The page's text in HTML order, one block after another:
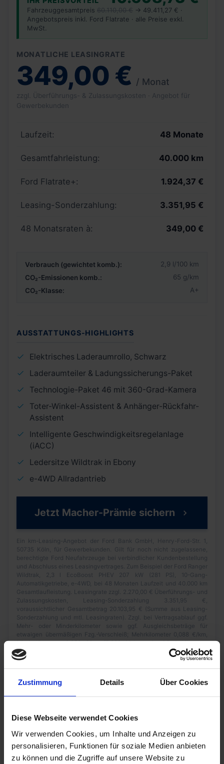
Zustimmung Details Über Cookies
Diese Webseite verwendet Cookies
Wir verwenden Cookies, um Inhalte und Anzeigen zu
personalisieren, Funktionen für soziale Medien anbieten
zu können und die Zugriffe auf unsere Website zu
Fahrzeuggesamtpreis
→ 49.411,27 € ·
Angebotspreis inkl. Ford Flatrate · alle Preise exkl.
MwSt.
MONATLICHE LEASINGRATE
349,00 € / Monat
zzgl. Überführungs- & Zulassungskosten · Angebot für
Gewerbekunden
Laufzeit: 48 Monate
Gesamtfahrleistung: 40.000 km
Ford Flatrate+: 1.924,37 €
Leasing-Sonderzahlung: 3.351,95 €
48 Monatsraten à: 349,00 €
Verbrauch (gewichtet komb.):
2,9 l/100 km
CO₂-Emissionen komb.:
65 g/km
CO₂-Klasse:
A+
AUSSTATTUNGS-HIGHLIGHTS
Elektrisches Laderaumrollo, Schwarz
Laderaumteiler & Ladungssicherungs-Paket
Technologie-Paket 46 mit 360-Grad-Kamera
Toter-Winkel-Assistent & Anhänger-Rückfahr-
Assistent
Intelligente Geschwindigkeitsregelanlage
(iACC)
Ledersitze Wildtrak in Ebony
e-4WD Allradantrieb
Jetzt Macher-Prämie sichern
Ein km-Leasing-Angebot der Ford Bank GmbH, Henry-Ford-Str. 1,
50735 Köln, für Gewerbekunden. Gilt für noch nicht zugelassene,
berechtigte Ford Neufahrzeuge bei verbindlicher Kundenbestellung
und Abschluss eines Leasingvertrages. Zum Beispiel der Ford Ranger
Wildtrak, 2,3 l EcoBoost PHEV 207 kW (281 PS), 10-Gang-
Automatikgetriebe, e-4WD, bei 48 Monaten Laufzeit und 40.000 km
Gesamtlaufleistung. Leasingrate zzgl. 2.270,00 € Überführungs- und
Zulassungskosten, Leasing-Sonderzahlung 3.351,95 €,
voraussichtlicher Gesamtbetrag 20.103,95 € (Summe aus Leasing-
Sonderzahlung und mtl. Leasingraten). Zzgl. bei Vertragsablauf ggf.
Mehr- oder Minderkilometer sowie ggf. Ausgleichsbeträge für
etwaigen übermäßigen Fzg.-Verschleiß; Mehrkilometer 0,088 €/km,
Minderkilometer 0,053 €/km (5.000 Mehr- oder Minderkilometer
bleiben berechnungsfrei). Im Angebot sind alle verfügbaren Aktionen
bereits berücksichtigt. Angebot gültig bis zum 31.07.2026. Alle
genannten Preise, Raten und Beträge verstehen sich exkl. MwSt.,
Fahrzeugs sind nicht Bestandteil des Angebotes. Modellabhängiger
Nachlass auf die UPE für ausgewählte Ford Nutzfahrzeuge bei
teilnehmenden Ford Partnern. Gültig für Gewerbekunden –